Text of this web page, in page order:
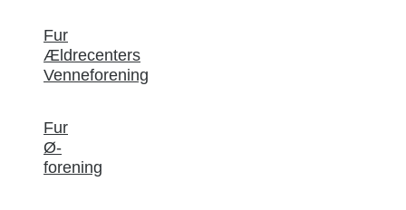
Fur
Ældrecenters
Venneforening
Fur
Ø-
forening